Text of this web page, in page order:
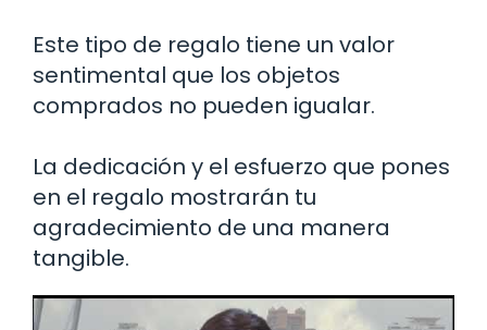
Este tipo de regalo tiene un valor
sentimental que los objetos
comprados no pueden igualar.
La dedicación y el esfuerzo que pones
en el regalo mostrarán tu
agradecimiento de una manera
tangible.